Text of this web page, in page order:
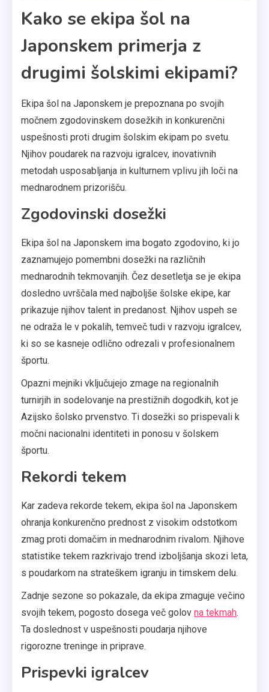
Kako se ekipa šol na
Japonskem primerja z
drugimi šolskimi ekipami?
Ekipa šol na Japonskem je prepoznana po svojih
močnem zgodovinskem dosežkih in konkurenčni
uspešnosti proti drugim šolskim ekipam po svetu.
Njihov poudarek na razvoju igralcev, inovativnih
metodah usposabljanja in kulturnem vplivu jih loči na
mednarodnem prizorišču.
Zgodovinski dosežki
Ekipa šol na Japonskem ima bogato zgodovino, ki jo
zaznamujejo pomembni dosežki na različnih
mednarodnih tekmovanjih. Čez desetletja se je ekipa
dosledno uvrščala med najboljše šolske ekipe, kar
prikazuje njihov talent in predanost. Njihov uspeh se
ne odraža le v pokalih, temveč tudi v razvoju igralcev,
ki so se kasneje odlično odrezali v profesionalnem
športu.
Opazni mejniki vključujejo zmage na regionalnih
turnirjih in sodelovanje na prestižnih dogodkih, kot je
Azijsko šolsko prvenstvo. Ti dosežki so prispevali k
močni nacionalni identiteti in ponosu v šolskem
športu.
Rekordi tekem
Kar zadeva rekorde tekem, ekipa šol na Japonskem
ohranja konkurenčno prednost z visokim odstotkom
zmag proti domačim in mednarodnim rivalom. Njihove
statistike tekem razkrivajo trend izboljšanja skozi leta,
s poudarkom na strateškem igranju in timskem delu.
Zadnje sezone so pokazale, da ekipa zmaguje večino
svojih tekem, pogosto dosega več golov na tekmah.
Ta doslednost v uspešnosti poudarja njihove
rigorozne treninge in priprave.
Prispevki igralcev